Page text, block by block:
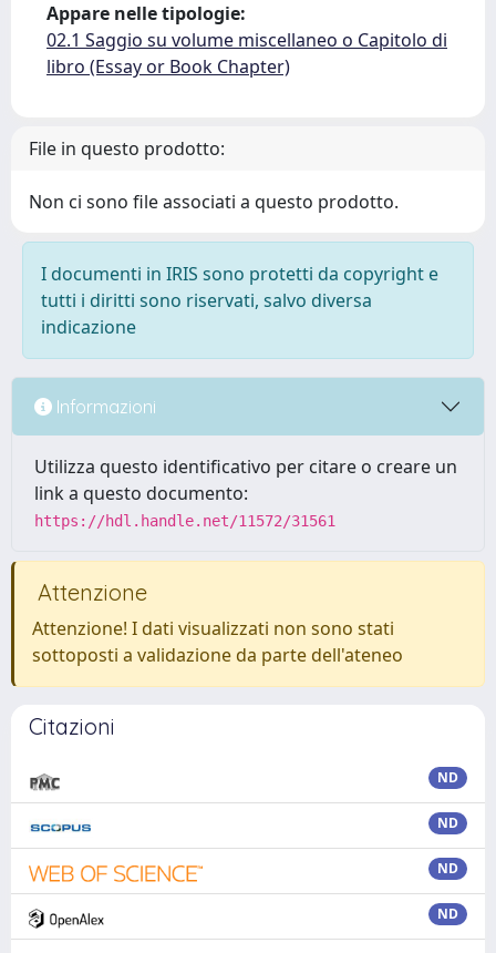
Appare nelle tipologie:
02.1 Saggio su volume miscellaneo o Capitolo di
libro (Essay or Book Chapter)
File in questo prodotto:
Non ci sono file associati a questo prodotto.
I documenti in IRIS sono protetti da copyright e
tutti i diritti sono riservati, salvo diversa
indicazione
Informazioni
Utilizza questo identificativo per citare o creare un
link a questo documento:
https://hdl.handle.net/11572/31561
Attenzione
Attenzione! I dati visualizzati non sono stati
sottoposti a validazione da parte dell'ateneo
Citazioni
ND
ND
ND
ND